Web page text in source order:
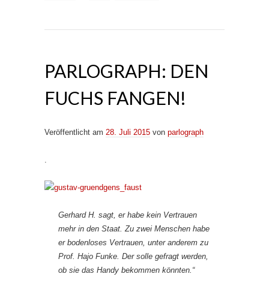
PARLOGRAPH: DEN
FUCHS FANGEN!
Veröffentlicht am 28. Juli 2015 von parlograph
Gerhard H. sagt, er habe kein Vertrauen
mehr in den Staat. Zu zwei Menschen habe
er bodenloses Vertrauen, unter anderem zu
Prof. Hajo Funke. Der solle gefragt werden,
ob sie das Handy bekommen könnten.“